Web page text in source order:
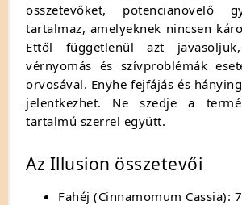
összetevőket, potencianövelő
tartalmaz, amelyeknek nincsen
Ettől függetlenül azt
vérnyomás és szívproblémák
orvosával. Enyhe fejfájás és
jelentkezhet. Ne szedje a
tartalmú szerrel együtt.
Az Illusion összetevői
Fahéj (Cinnamomum Cassia):